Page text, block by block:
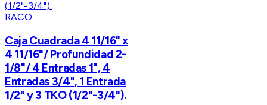
RACO
Caja Cuadrada 4 11/16" x
4 11/16"/ Profundidad 2-
1/8"/ 4 Entradas 1", 4
Entradas 3/4", 1 Entrada
1/2" y 3 TKO (1/2"-3/4").